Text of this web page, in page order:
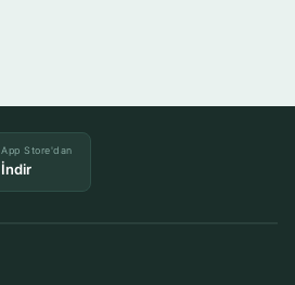
App Store'dan
İndir